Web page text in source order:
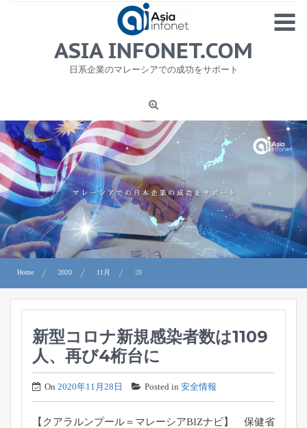
MENU
1
ニュース
労務サービス
プライバシーポリシー及び著作権について
お問合せ
ASIA INFONET.COM
日系企業のマレーシアでの成功をサポート
Home 2020 11月 28
新型コロナ新規感染者数は1109
人、再び4桁台に
On 2020年11月28日 Posted in 安全情報
【クアラルンプール＝マレーシアBIZナビ】 保健省